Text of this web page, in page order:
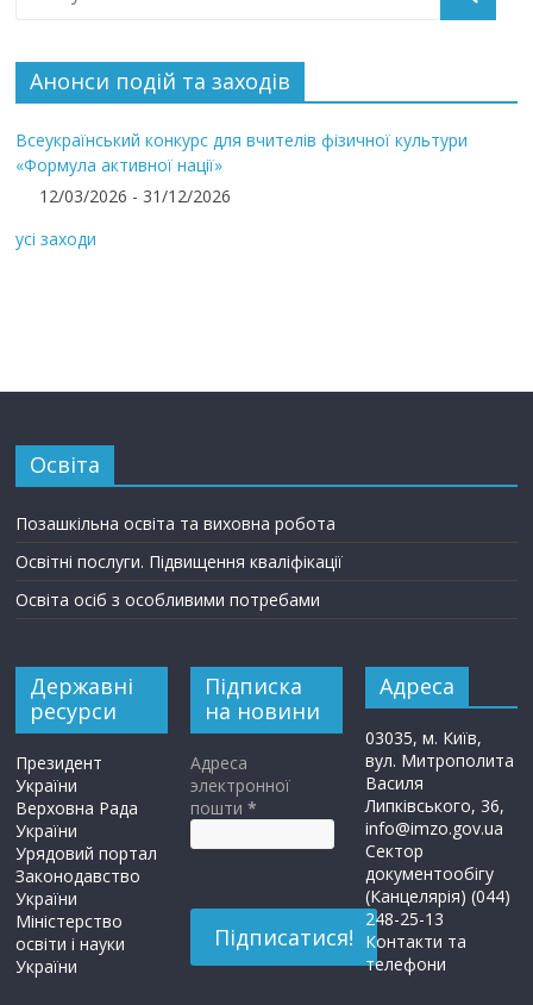
Анонси подій та заходів
Всеукраїнський конкурс для вчителів фізичної культури
«Формула активної нації»
12/03/2026 - 31/12/2026
усі заходи
Освіта
Позашкільна освіта та виховна робота
Освітні послуги. Підвищення кваліфікації
Освіта осіб з особливими потребами
Державні
ресурси
Президент
України
Верховна Рада
України
Урядовий портал
Законодавство
України
Міністерство
освіти і науки
України
Підписка
на новини
Адреса
электронної
пошти*
Адреса
03035, м. Київ,
вул. Митрополита
Василя
Липківського, 36,
info@imzo.gov.ua
Сектор
документообігу
(Канцелярія) (044)
248-25-13
Контакти та
телефони